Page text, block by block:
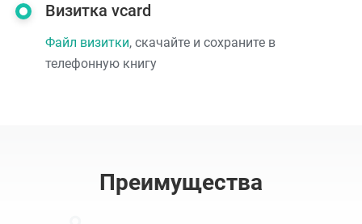
Визитка vcard
Файл визитки, скачайте и сохраните в
телефонную книгу
Преимущества